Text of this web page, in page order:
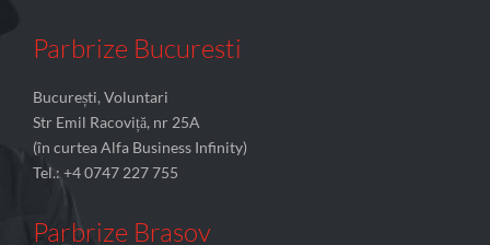
Parbrize Bucuresti
București, Voluntari
Str Emil Racoviță, nr 25A
(în curtea Alfa Business Infinity)
Tel.: +4 0747 227 755
Parbrize Brasov